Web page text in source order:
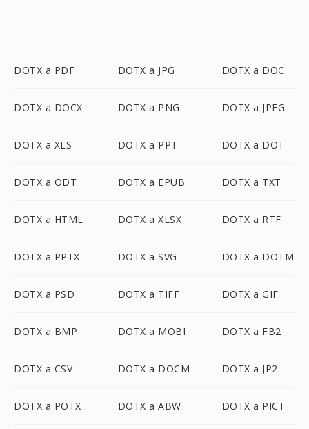
DOTX a PDF DOTX a JPG DOTX a DOC
DOTX a DOCX DOTX a PNG DOTX a JPEG
DOTX a XLS DOTX a PPT DOTX a DOT
DOTX a ODT DOTX a EPUB DOTX a TXT
DOTX a HTML DOTX a XLSX DOTX a RTF
DOTX a PPTX DOTX a SVG DOTX a DOTM
DOTX a PSD DOTX a TIFF DOTX a GIF
DOTX a BMP DOTX a MOBI DOTX a FB2
DOTX a CSV DOTX a DOCM DOTX a JP2
DOTX a POTX DOTX a ABW DOTX a PICT